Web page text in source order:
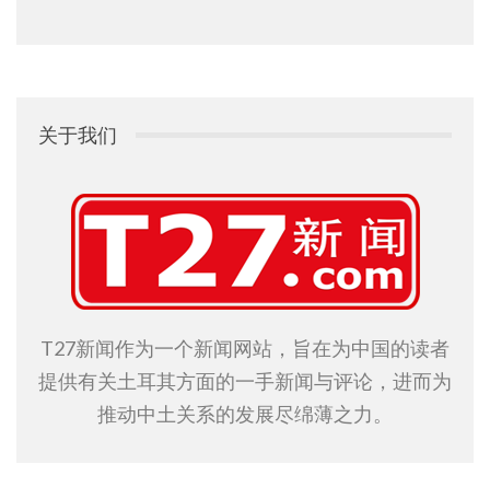
关于我们
T27新闻作为一个新闻网站，旨在为中国的读者
提供有关土耳其方面的一手新闻与评论，进而为
推动中土关系的发展尽绵薄之力。